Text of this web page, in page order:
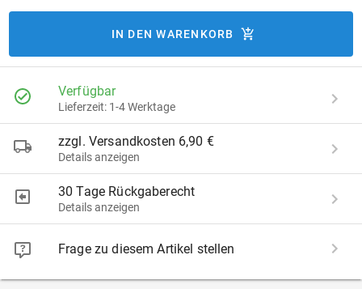
IN DEN WARENKORB
Verfügbar
Lieferzeit: 1-4 Werktage
zzgl. Versandkosten 6,90 €
Details anzeigen
30 Tage Rückgaberecht
Details anzeigen
Frage zu diesem Artikel stellen